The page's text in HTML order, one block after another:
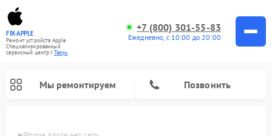
FIX-APPLE
Ремонт устройств Apple
Специализированный
cервисный центр г.Тверь
+7 (800) 301-55-83
Ежедневно, с 10:00 до 20:00
Мы ремонтируем Позвонить